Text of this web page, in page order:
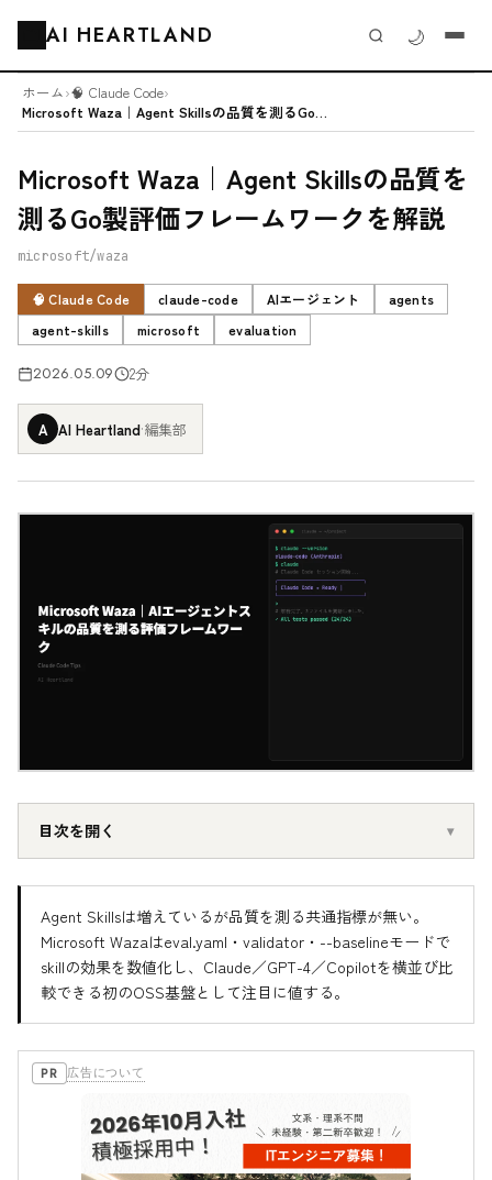
AI HEARTLAND 🌙
ホーム›🧠 Claude Code›
Microsoft Waza｜Agent Skillsの品質を測るGo製評...
Microsoft Waza｜Agent Skillsの品質を
測るGo製評価フレームワークを解説
microsoft/waza
🧠 Claude Code claude-code AIエージェント
agents
agent-skills
microsoft evaluation
2026.05.09 2分
A AI Heartland·編集部
目次を開く
Agent Skillsは増えているが品質を測る共通指標が無い。
Microsoft Wazaはeval.yaml・validator・--baselineモードで
skillの効果を数値化し、Claude／GPT-4／Copilotを横並び比
較できる初のOSS基盤として注目に値する。
PR 広告について